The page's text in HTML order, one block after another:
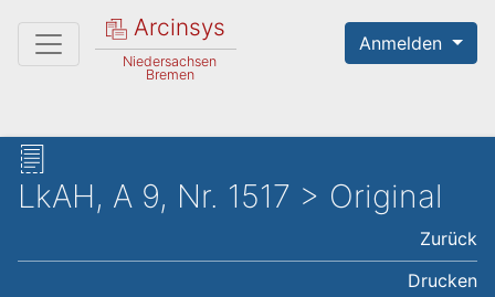
Arcinsys
Niedersachsen
Bremen
Anmelden
LkAH, A 9, Nr. 1517 > Original
Zurück
Drucken